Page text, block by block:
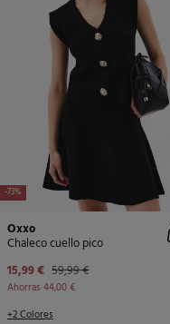
-73%
Oxxo
Chaleco cuello pico
15,99 € 59,99 €
Ahorras 44,00 €
+2 Colores